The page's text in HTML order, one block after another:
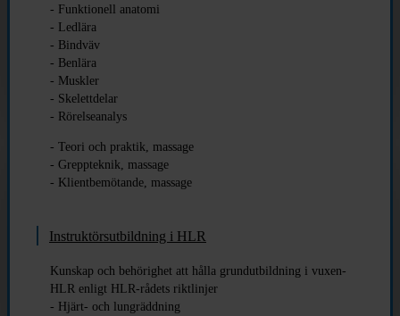
- Funktionell anatomi
- Ledlära
- Bindväv
- Benlära
- Muskler
- Skelettdelar
- Rörelseanalys
- Teori och praktik, massage
- Greppteknik, massage
- Klientbemötande, massage
Instruktörsutbildning i HLR
Kunskap och behörighet att hålla grundutbildning i vuxen-
HLR enligt HLR-rådets riktlinjer
- Hjärt- och lungräddning